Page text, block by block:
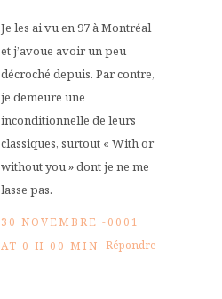
Je les ai vu en 97 à Montréal
et j’avoue avoir un peu
décroché depuis. Par contre,
je demeure une
inconditionnelle de leurs
classiques, surtout « With or
without you » dont je ne me
lasse pas.
30 NOVEMBRE -0001
AT 0 H 00 MIN Répondre